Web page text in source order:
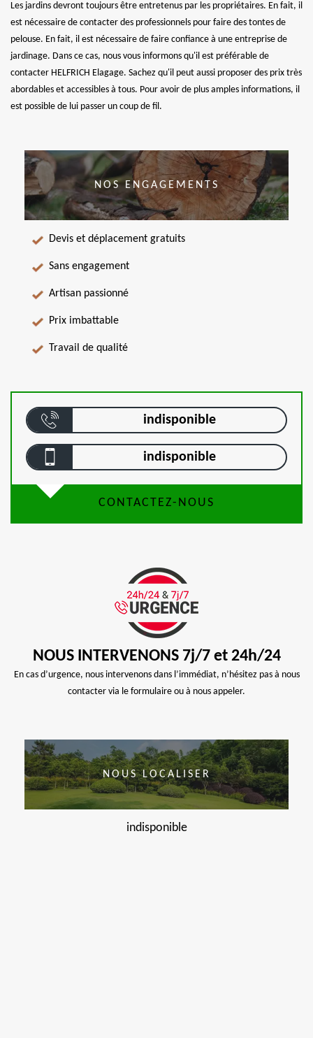
Les jardins devront toujours être entretenus par les propriétaires. En fait, il
est nécessaire de contacter des professionnels pour faire des tontes de
pelouse. En fait, il est nécessaire de faire confiance à une entreprise de
jardinage. Dans ce cas, nous vous informons qu'il est préférable de
contacter HELFRICH Elagage. Sachez qu'il peut aussi proposer des prix très
abordables et accessibles à tous. Pour avoir de plus amples informations, il
est possible de lui passer un coup de fil.
NOS ENGAGEMENTS
Devis et déplacement gratuits
Sans engagement
Artisan passionné
Prix imbattable
Travail de qualité
indisponible
indisponible
CONTACTEZ-NOUS
NOUS INTERVENONS 7j/7 et 24h/24
En cas d’urgence, nous intervenons dans l’immédiat, n’hésitez pas à nous
contacter via le formulaire ou à nous appeler.
NOUS LOCALISER
indisponible